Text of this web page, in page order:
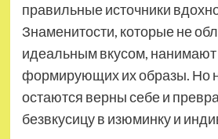
правильные источники
Знаменитости, которые не
идеальным вкусом, нанимают
формирующих их образы. Но
остаются верны себе и
безвкусицу в изюминку и